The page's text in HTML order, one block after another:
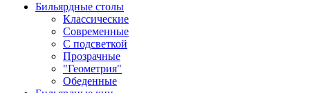
Бильярдные столы
Классические
Современные
С подсветкой
Прозрачные
"Геометрия"
Обеденные